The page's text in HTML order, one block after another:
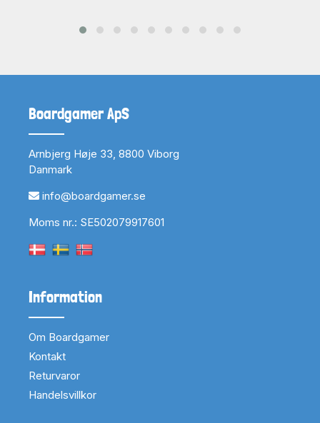
Boardgamer ApS
Arnbjerg Høje 33, 8800 Viborg
Danmark
info@boardgamer.se
Moms nr.: SE502079917601
Information
Om Boardgamer
Kontakt
Returvaror
Handelsvillkor